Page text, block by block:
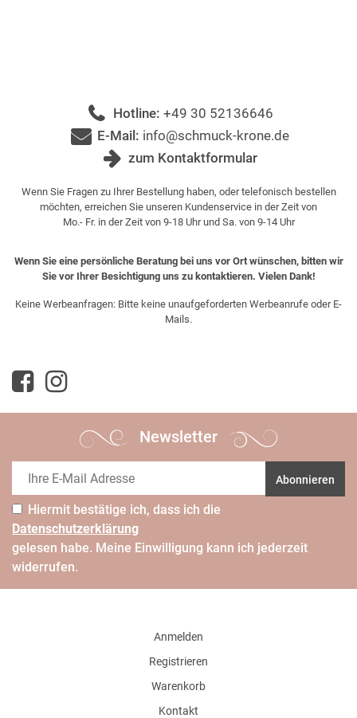
Hotline: +49 30 52136646
E-Mail: info@schmuck-krone.de
zum Kontaktformular
Wenn Sie Fragen zu Ihrer Bestellung haben, oder telefonisch bestellen
möchten, erreichen Sie unseren Kundenservice in der Zeit von
Mo.- Fr. in der Zeit von 9-18 Uhr und Sa. von 9-14 Uhr
Wenn Sie eine persönliche Beratung bei uns vor Ort wünschen, bitten wir
Sie vor Ihrer Besichtigung uns zu kontaktieren. Vielen Dank!
Keine Werbeanfragen: Bitte keine unaufgeforderten Werbeanrufe oder E-
Mails.
Newsletter
Abonnieren
Hiermit bestätige ich, dass ich die
Daten­schutz­erklärung
gelesen habe. Meine Einwilligung kann ich jederzeit
widerrufen.
Anmelden
Registrieren
Warenkorb
Kontakt